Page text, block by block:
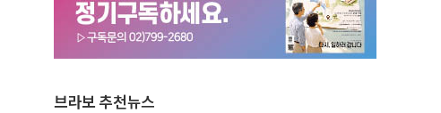
브라보 추천뉴스